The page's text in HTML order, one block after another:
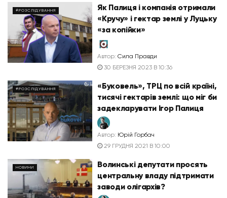
#РОЗСЛІДУВАННЯ
Як Палиця і компанія отримали
«Кручу» і гектар землі у Луцьку
«за копійки»
Автор: Сила Правди
30 БЕРЕЗНЯ 2023 В 10:36
#РОЗСЛІДУВАННЯ
«Буковель», ТРЦ по всій країні,
тисячі гектарів землі: що міг би
задекларувати Ігор Палиця
Автор: Юрій Горбач
29 ГРУДНЯ 2021 В 10:00
НОВИНИ
Волинські депутати просять
центральну владу підтримати
заводи олігархів?